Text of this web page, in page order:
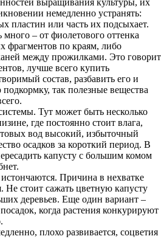
выращивания культуры, их
немедленно устранять:
пластин или часть их подсыхает.
– от фиолетового оттенка
фрагментов по краям, либо
между прожилками. Это говорит
лучше всего купить
состав, разбавить его и
так полезные вещества
Тут может быть несколько
где постоянно стоит влага,
вод высокий, избыточный
осадков за короткий период. В
капусту с большим комом
Причина в нехватке
Не стоит сажать цветную капусту
деревьев. Еще один вариант –
когда растения конкурируют
плохо развивается, соцветия